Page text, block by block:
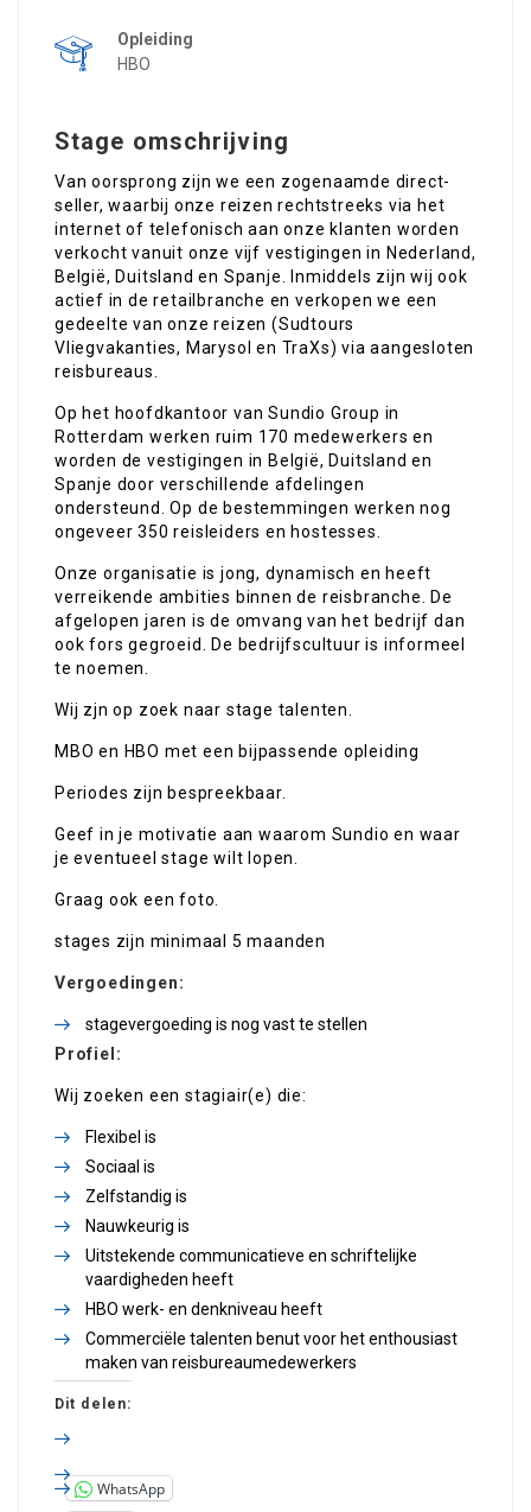
Opleiding
HBO
Stage omschrijving
Van oorsprong zijn we een zogenaamde direct-
seller, waarbij onze reizen rechtstreeks via het
internet of telefonisch aan onze klanten worden
verkocht vanuit onze vijf vestigingen in Nederland,
België, Duitsland en Spanje. Inmiddels zijn wij ook
actief in de retailbranche en verkopen we een
gedeelte van onze reizen (Sudtours
Vliegvakanties, Marysol en TraXs) via aangesloten
reisbureaus.
Op het hoofdkantoor van Sundio Group in
Rotterdam werken ruim 170 medewerkers en
worden de vestigingen in België, Duitsland en
Spanje door verschillende afdelingen
ondersteund. Op de bestemmingen werken nog
ongeveer 350 reisleiders en hostesses.
Onze organisatie is jong, dynamisch en heeft
verreikende ambities binnen de reisbranche. De
afgelopen jaren is de omvang van het bedrijf dan
ook fors gegroeid. De bedrijfscultuur is informeel
te noemen.
Wij zjn op zoek naar stage talenten.
MBO en HBO met een bijpassende opleiding
Periodes zijn bespreekbaar.
Geef in je motivatie aan waarom Sundio en waar
je eventueel stage wilt lopen.
Graag ook een foto.
stages zijn minimaal 5 maanden
Vergoedingen:
stagevergoeding is nog vast te stellen
Profiel:
Wij zoeken een stagiair(e) die:
Flexibel is
Sociaal is
Zelfstandig is
Nauwkeurig is
Uitstekende communicatieve en schriftelijke
vaardigheden heeft
HBO werk- en denkniveau heeft
Commerciële talenten benut voor het enthousiast
maken van reisbureaumedewerkers
Dit delen:
WhatsApp